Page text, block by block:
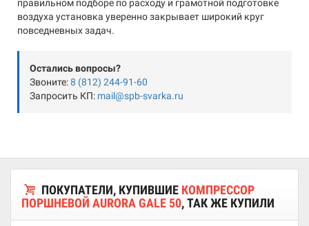
правильном подборе по расходу и грамотной подготовке
воздуха установка уверенно закрывает широкий круг
повседневных задач.
Остались вопросы?
Звоните:8 (812) 244-91-60
Запросить КП: mail@spb-svarka.ru
ПОКУПАТЕЛИ, КУПИВШИЕ КОМПРЕССОР
ПОРШНЕВОЙ AURORA GALE 50, ТАК ЖЕ КУПИЛИ